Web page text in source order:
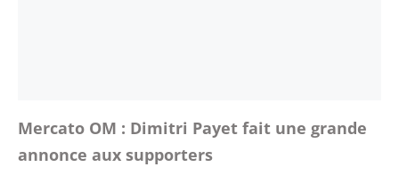
Mercato OM : Dimitri Payet fait une grande
annonce aux supporters